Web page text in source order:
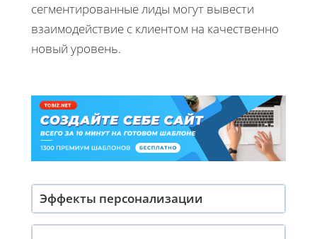
сегментированные лиды могут вывести
взаимодействие с клиентом на качественно
новый уровень.
Эффекты персонализации